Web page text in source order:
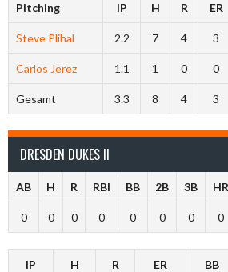
Pitching IP H R ER
Steve Plihal 2.2 7 4 3
Carlos Jerez 1.1 1 0 0
Gesamt 3.3 8 4 3
DRESDEN DUKES II
AB H R RBI BB 2B 3B HR
0 0 0 0 0 0 0 0
IP H R ER BB